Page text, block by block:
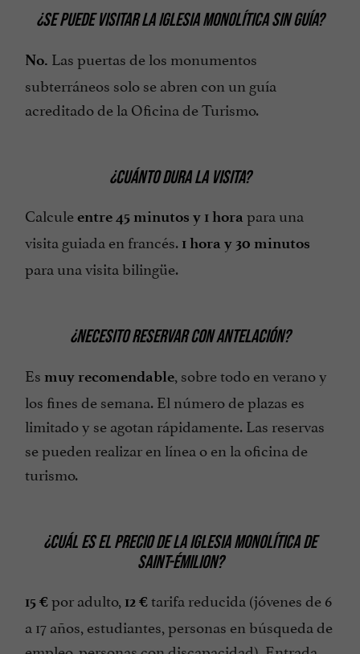
¿SE PUEDE VISITAR LA IGLESIA MONOLÍTICA SIN GUÍA?
No. Las puertas de los monumentos
subterráneos solo se abren con un guía
acreditado de la Oficina de Turismo.
¿CUÁNTODURA LA VISITA?
Calculeentre 45 minutos y 1 hora para una
visita guiada en francés. 1 hora y 30 minutos
para una visita bilingüe.
¿NECESITO RESERVAR CON ANTELACIÓN?
Es muy recomendable, sobre todo en verano y
los fines de semana. El número de plazas es
limitado y se agotan rápidamente. Las reservas
se pueden realizar en línea o en la oficina de
turismo.
¿CUÁL ES EL PRECIO DE LA IGLESIA MONOLÍTICA DE
SAINT-ÉMILION?
15 €por adulto, 12 €tarifa reducida (jóvenes de 6
a 17 años, estudiantes, personas en búsqueda de